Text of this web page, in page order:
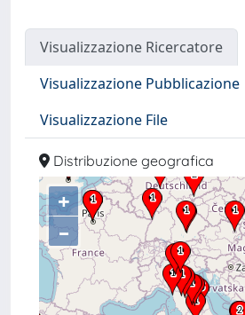
Visualizzazione Ricercatore
Visualizzazione Pubblicazione
Visualizzazione File
Distribuzione geografica
+
–